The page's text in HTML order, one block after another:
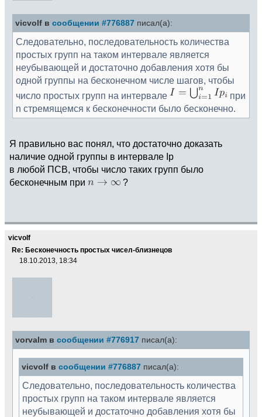
vicvolf в сообщении #776887 писал(а):
Следовательно, последовательность количества
простых групп на таком интервале является
неубывающей и достаточно добавления хотя бы
одной группы на бесконечном числе шагов, чтобы
число простых групп на интервале
при
n стремящемся к бесконечности было бесконечно.
Я правильно вас понял, что достаточно доказать
наличие одной группы в интервале Ip
в любой ПСВ, чтобы число таких групп было
бесконечным при
?
vicvolf
Re: Бесконечность простых чисел-близнецов
18.10.2013, 18:34
vorvalm в сообщении #776917 писал(а):
vicvolf в сообщении #776887 писал(а):
Следовательно, последовательность количества
простых групп на таком интервале является
неубывающей и достаточно добавления хотя бы